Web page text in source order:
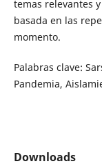
temas relevantes
basada en las
momento.
Palabras clave:
Pandemia,
Downloads